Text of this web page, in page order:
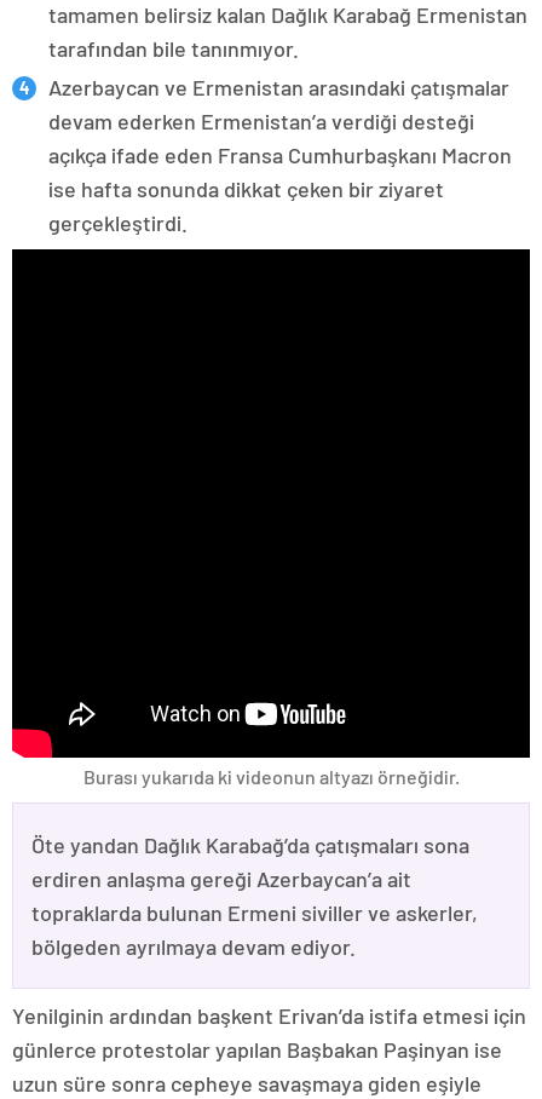
tamamen belirsiz kalan Dağlık Karabağ Ermenistan
tarafından bile tanınmıyor.
Azerbaycan ve Ermenistan arasındaki çatışmalar
devam ederken Ermenistan’a verdiği desteği
açıkça ifade eden Fransa Cumhurbaşkanı Macron
ise hafta sonunda dikkat çeken bir ziyaret
gerçekleştirdi.
Burası yukarıda ki videonun altyazı örneğidir.
Öte yandan Dağlık Karabağ’da çatışmaları sona
erdiren anlaşma gereği Azerbaycan’a ait
topraklarda bulunan Ermeni siviller ve askerler,
bölgeden ayrılmaya devam ediyor.
Yenilginin ardından başkent Erivan’da istifa etmesi için
günlerce protestolar yapılan Başbakan Paşinyan ise
uzun süre sonra cepheye savaşmaya giden eşiyle